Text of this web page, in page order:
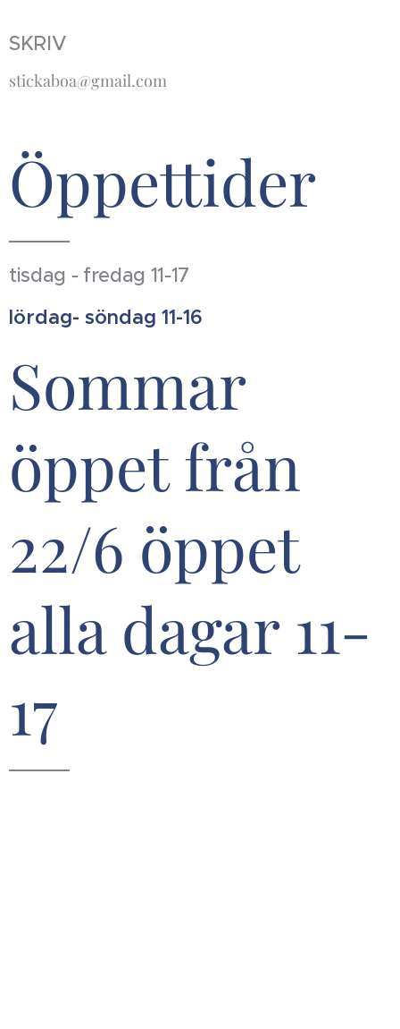
SKRIV
stickaboa@gmail.com
Öppettider
tisdag - fredag 11-17
lördag- söndag 11-16
Sommar
öppet från
22/6 öppet
alla dagar 11-
17